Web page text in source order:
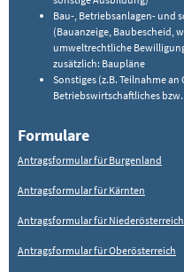
Bau-, Betriebsanlagen- und
(Bauanzeige, Baubescheid,
umweltrechtliche
zusätzlich: Baupläne
Sonstiges (z.B. Teilnahme
Betriebswirtschaftliches
Formulare
Antragsformular für Burgenland
Antragsformular für Kärnten
Antragsformular für Niederösterreich
Antragsformular für Oberösterreich